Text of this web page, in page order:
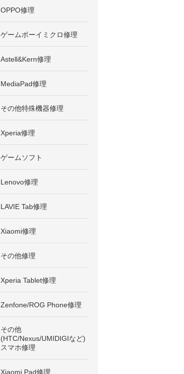
OPPO修理
ゲームボーイミクロ修理
Astell&Kern修理
MediaPad修理
その他特殊機器修理
Xperia修理
ゲームソフト
Lenovo修理
LAVIE Tab修理
Xiaomi修理
その他修理
Xperia Tablet修理
Zenfone/ROG Phone修理
その他
(HTC/Nexus/UMIDIGIなど)
スマホ修理
Xiaomi Pad修理